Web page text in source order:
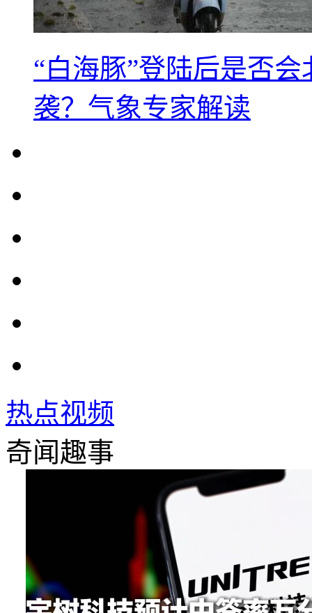
“白海豚”登陆后是否
袭？气象专家解读
热点视频
奇闻趣事